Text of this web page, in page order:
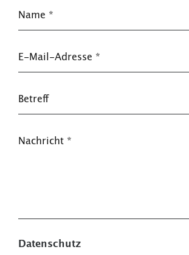
Name *
E-Mail-Adresse *
Betreff
Nachricht *
Datenschutz